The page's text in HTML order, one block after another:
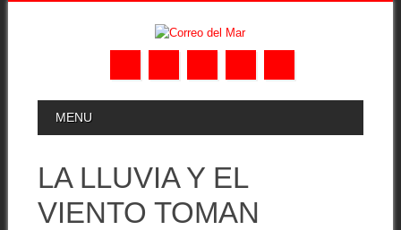
MAIN MENU
MENU
LA LLUVIA Y EL
VIENTO TOMAN